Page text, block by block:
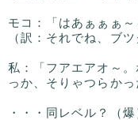
モコ：「はあぁぁぁ
（訳：それでね、ブ
私：「フアエアオ～
っか、そりゃつらか
・・・同レベル？（爆